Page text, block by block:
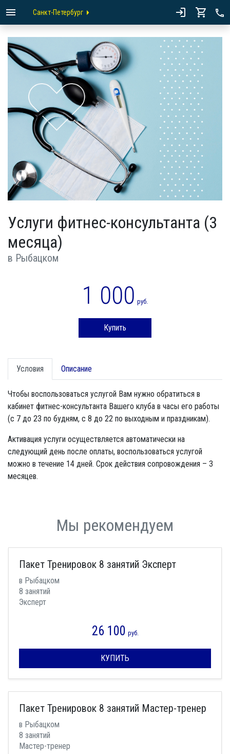
Санкт-Петербург
Услуги фитнес-консультанта (3
месяца)
в Рыбацком
1 000 руб.
Купить
Условия Описание
Чтобы воспользоваться услугой Вам нужно обратиться в
кабинет фитнес-консультанта Вашего клуба в часы его работы
(с 7 до 23 по будням, с 8 до 22 по выходным и праздникам).
Активация услуги осуществляется автоматически на
следующий день после оплаты, воспользоваться услугой
можно в течение 14 дней. Срок действия сопровождения – 3
месяцев.
Мы рекомендуем
Пакет Тренировок 8 занятий Эксперт
в Рыбацком
8 занятий
Эксперт
26 100 руб.
КУПИТЬ
Пакет Тренировок 8 занятий Мастер-тренер
в Рыбацком
8 занятий
Мастер-тренер